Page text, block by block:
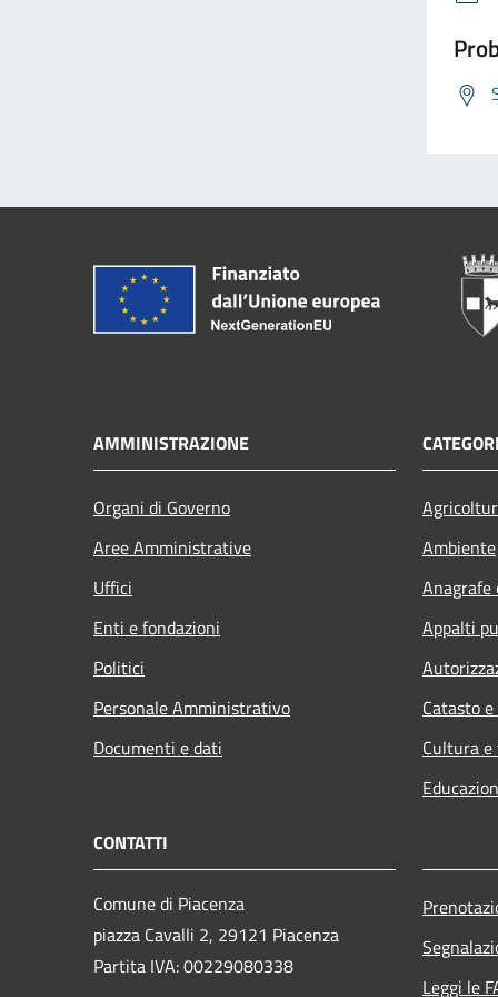
AMMINISTRAZIONE
Organi di Governo
Aree Amministrative
Uffici
Enti e fondazioni
Politici
Personale Amministrativo
Documenti e dati
Ambiente
Appalti
Catasto
Cultura
CONTATTI
Comune di Piacenza
piazza Cavalli 2, 29121 Piacenza
Partita IVA: 00229080338
Leggi le